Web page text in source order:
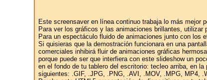
Este screensaver en línea continuo trabaja lo más mejor
Para ver los gráficos y las animaciones brillantes, utilizar
Para un espectáculo fluido de animaciones junto con los
Si quisieras que la demostración funcionara en una
comerciales inhibirá fluir de animaciones gráficas
porque puede ser que interfiera con este slideshow un
en el fondo de tu tablero del escritorio: tecleo arriba, en
siguientes: .GIF, .JPG, .PNG, .AVI, .MOV, .MPG, MP4,